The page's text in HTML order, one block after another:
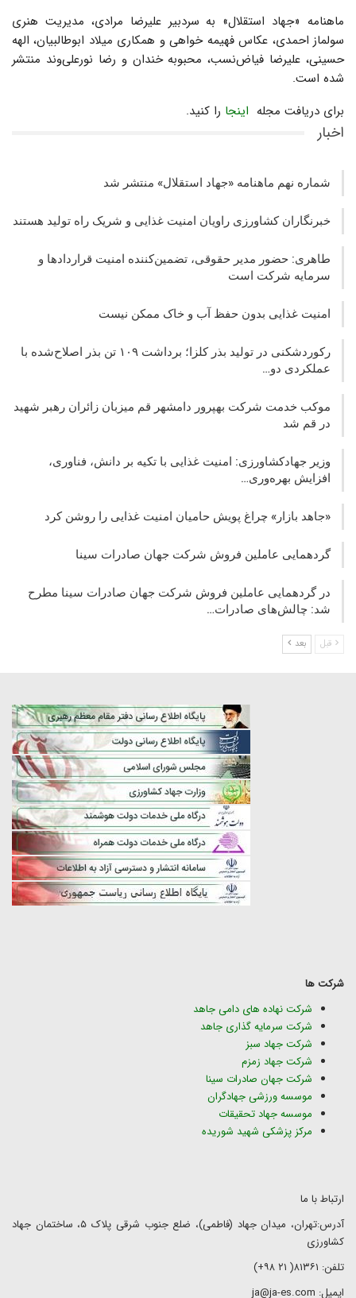
ماهنامه «جهاد استقلال» به سردبیر علیرضا مرادی، مدیریت هنری
سولماز احمدی، عکاس فهیمه خواهی و همکاری میلاد ابوطالبیان، الهه
حسینی، علیرضا فیاض‌نسب، محبوبه خندان و رضا نورعلی‌وند منتشر
شده است.
برای دریافت مجله اینجا را کنید.
اخبار
شماره نهم ماهنامه «جهاد استقلال» منتشر شد
خبرنگاران کشاورزی راویان امنیت غذایی و شریک راه تولید هستند
طاهری: حضور مدیر حقوقی، تضمین‌کننده امنیت قراردادها و
سرمایه شرکت‌ است
امنیت غذایی بدون حفظ آب و خاک ممکن نیست
رکوردشکنی در تولید بذر کلزا؛ برداشت ۱۰۹ تن بذر اصلاح‌شده با
عملکردی دو…
موکب خدمت شرکت بهپرور دامشهر قم میزبان زائران رهبر شهید
در قم شد
وزیر جهادکشاورزی: امنیت غذایی با تکیه بر دانش، فناوری،
افزایش بهره‌وری…
«جاهد بازار» چراغ پویش حامیان امنیت غذایی را روشن کرد
گردهمایی عاملین فروش شرکت جهان صادرات سینا
در گردهمایی عاملین فروش شرکت جهان صادرات سینا مطرح
شد: چالش‌های صادرات…
قبل بعد
شرکت ها
شرکت نهاده های دامی جاهد
شرکت سرمایه گذاری جاهد
شرکت جهاد سبز
شرکت جهاد زمزم
شرکت جهان صادرات سینا
موسسه ورزشی جهادگران
موسسه جهاد تحقیقات
مرکز پزشکی شهید شوریده
ارتباط با ما
آدرس:تهران، میدان جهاد (فاطمی)، ضلع جنوب شرقی پلاک ۵، ساختمان جهاد
کشاورزی
تلفن: ۸۱۳۶۱( ۲۱ ۹۸+)
ایمیل: ja@ja-es.com